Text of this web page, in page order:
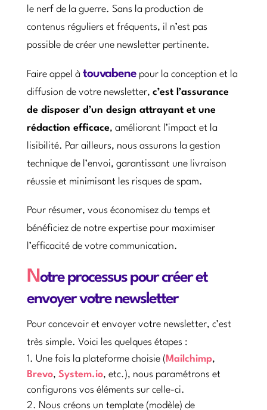
le nerf de la guerre. Sans la production de
contenus réguliers et fréquents, il n’est pas
possible de créer une newsletter pertinente.
Faire appel à touvabene pour la conception et la
diffusion de votre newsletter, c’est l’assurance
de disposer d’un design attrayant et une
rédaction efficace, améliorant l’impact et la
lisibilité. Par ailleurs, nous assurons la gestion
technique de l’envoi, garantissant une livraison
réussie et minimisant les risques de spam.
Pour résumer, vous économisez du temps et
bénéficiez de notre expertise pour maximiser
l’efficacité de votre communication.
Notre processus pour créer et
envoyer votre newsletter
Pour concevoir et envoyer votre newsletter, c’est
très simple. Voici les quelques étapes :
Une fois la plateforme choisie ( Mailchimp,
Brevo, System.io, etc.), nous paramétrons et
configurons vos éléments sur celle-ci.
Nous créons un template (modèle) de